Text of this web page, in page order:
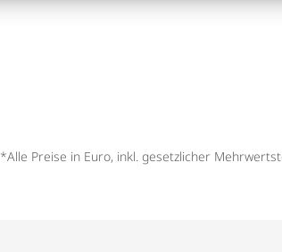
*Alle Preise in Euro, inkl. gesetzlicher